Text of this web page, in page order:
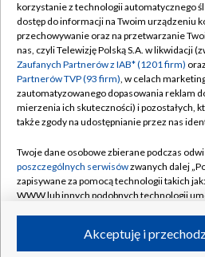
TVP
Abonament TVP
Emisja w TVP
Centrum informacji TVP
Naziemna Telewizja Cyfrowa
Rada Programowa
System NOS
Informacje o nadawcy
Program dla prasy
Regulamin
Polityka
Moje
Pomoc
Kanały
korzystanie z technologii automatycznego
dostęp do informacji na Twoim urządzeniu
przechowywanie oraz na przetwarzanie
nas, czyli Telewizję Polską S.A. w likwidacji
Zaufanych Partnerów z IAB* (1201 firm)
Partnerów TVP (93 firm), w celach
zautomatyzowanego dopasowania reklam
mierzenia ich skuteczności) i pozostałych,
także zgody na udostępnianie przez nas
Twoje dane osobowe zbierane podczas
poszczególnych serwisówzwanych dalej
zapisywane za pomocą technologii takich
WWW lub innych podobnych technologii
ruchu w Internecie.Akceptuję i